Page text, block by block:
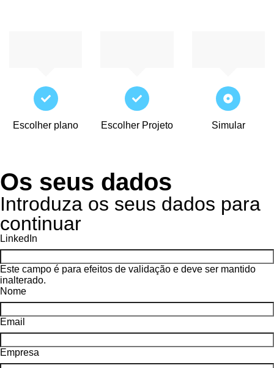
Escolher plano Escolher Projeto Simular
Os seus dados
Introduza os seus dados para
continuar
LinkedIn
Este campo é para efeitos de validação e deve ser mantido
inalterado.
Nome
Email
Empresa